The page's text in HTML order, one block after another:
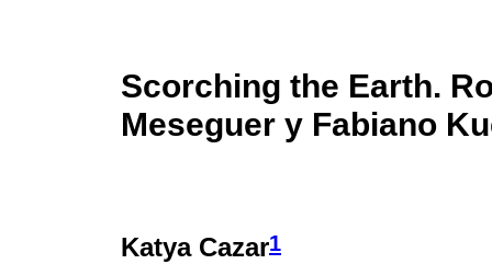
Scorching the Earth.
Meseguer y Fabiano
Katya Cazar1